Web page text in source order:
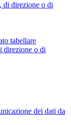
di direzione o di
tabellare
direzione o di
dei dati da